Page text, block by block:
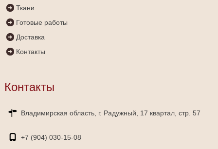
Ткани
Готовые работы
Доставка
Контакты
Контакты
Владимирская область, г. Радужный, 17 квартал, стр. 57
+7 (904) 030-15-08